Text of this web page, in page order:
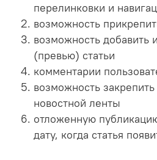
перелинковки и
возможность
возможность добавить
(превью) статьи
комментарии
возможность
новостной ленты
отложенную
дату, когда статья